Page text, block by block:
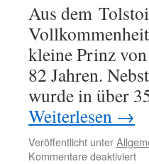
vergelten
Aus dem
kleine Prinz
82 Jahren.
wurde in über
Weiterlesen →
Veröffentlicht unter
Kommentare deaktiviertfür